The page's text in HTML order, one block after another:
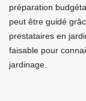
préparation
peut être guidé
prestataires en
faisable pour
jardinage.